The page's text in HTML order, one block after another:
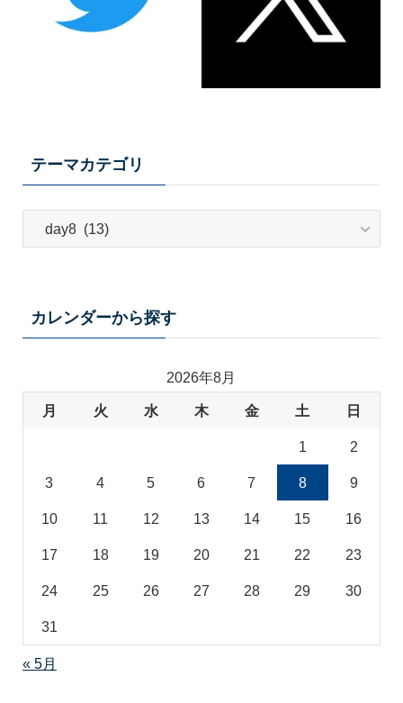
テーマカテゴリ
カレンダーから探す
2026年8月
月 火 水 木 金 土 日
1 2
3 4 5 6 7 8 9
10 11 12 13 14 15 16
17 18 19 20 21 22 23
24 25 26 27 28 29 30
31
« 5月